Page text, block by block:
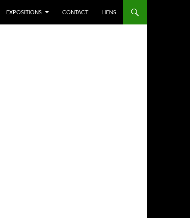
EXPOSITIONS CONTACT LIENS